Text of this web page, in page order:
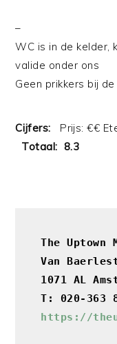
–
WC is in de kelder,
valide onder ons
Geen prikkers bij
Cijfers:
Prijs: €€
Totaal: 8.3
The Uptown
Van
1071 AL
T: 020-363
https://